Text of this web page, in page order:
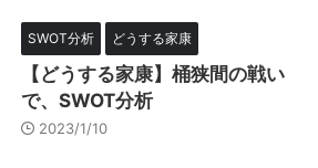
SWOT分析 どうする家康
【どうする家康】桶狭間の戦い
で、SWOT分析
2023/1/10